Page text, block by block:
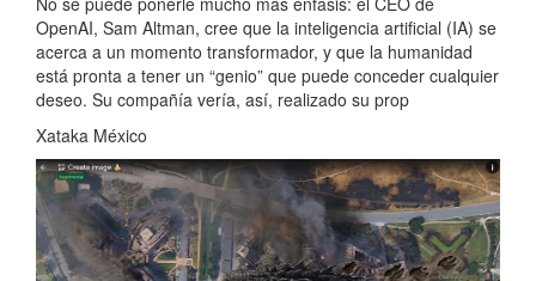
OpenAI, Sam Altman, cree que la inteligencia artificial (IA) se
acerca a un momento transformador, y que la humanidad
está pronta a tener un “genio” que puede conceder cualquier
deseo. Su compañía vería, así, realizado su prop
Xataka México